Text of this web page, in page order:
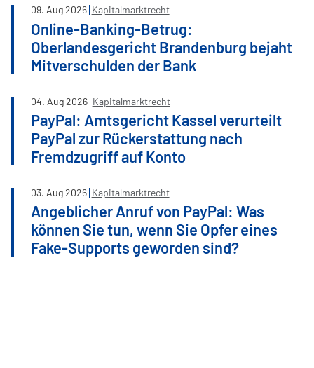
09. Aug2026 Kapitalmarktrecht
Online-Banking-Betrug:
Oberlandesgericht Brandenburg bejaht
Mitverschulden der Bank
04. Aug2026 Kapitalmarktrecht
PayPal: Amtsgericht Kassel verurteilt
PayPal zur Rückerstattung nach
Fremdzugriff auf Konto
03. Aug2026 Kapitalmarktrecht
Angeblicher Anruf von PayPal: Was
können Sie tun, wenn Sie Opfer eines
Fake-Supports geworden sind?